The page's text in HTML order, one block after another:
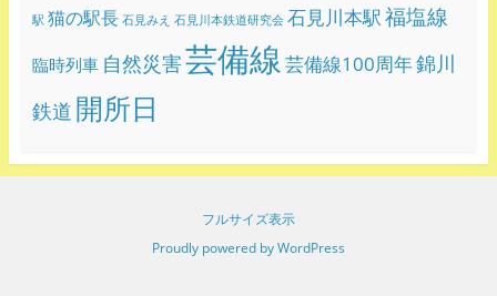
駅 猫の駅長 石見みえ 石見川本鉄道研究会 石見川本駅福塩線
臨時列車 自然災害芸備線 芸備線100周年錦川
鉄道 開所日
フルサイズ表示
Proudly powered by WordPress